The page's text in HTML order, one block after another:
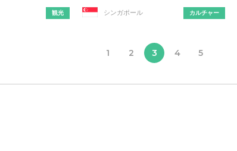
観光 シンガポール カルチャー
1 2 3 4 5